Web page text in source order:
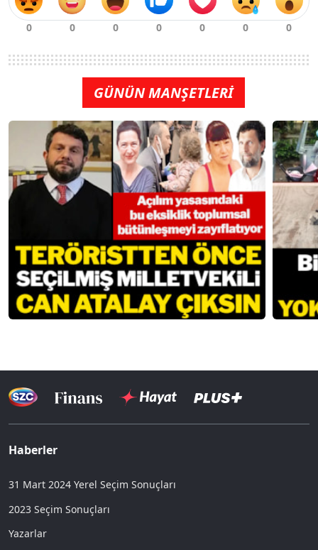
GÜNÜN MANŞETLERİ
Haberler
31 Mart 2024 Yerel Seçim Sonuçları
2023 Seçim Sonuçları
Yazarlar